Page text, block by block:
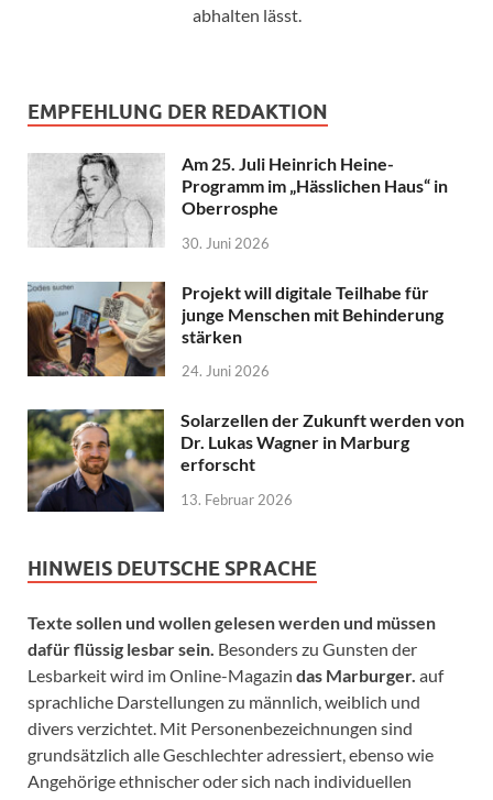
abhalten lässt.
EMPFEHLUNG DER REDAKTION
Am 25. Juli Heinrich Heine-
Programm im „Hässlichen Haus“ in
Oberrosphe
30. Juni 2026
Projekt will digitale Teilhabe für
junge Menschen mit Behinderung
stärken
24. Juni 2026
Solarzellen der Zukunft werden von
Dr. Lukas Wagner in Marburg
erforscht
13. Februar 2026
HINWEIS DEUTSCHE SPRACHE
Texte sollen und wollen gelesen werden und müssen
dafür flüssig lesbar sein. Besonders zu Gunsten der
Lesbarkeit wird im Online-Magazin das Marburger. auf
sprachliche Darstellungen zu männlich, weiblich und
divers verzichtet. Mit Personenbezeichnungen sind
grundsätzlich alle Geschlechter adressiert, ebenso wie
Angehörige ethnischer oder sich nach individuellen